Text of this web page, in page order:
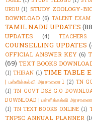
URDU (1) STUDY ZOOLOGY-
DOWNLOAD (6) TALENT EXAM
TAMIL NADU UPDATES
UPDATES
(4)
COUNSELLING UPDATES
OFFICIAL ANSWER KEY (6)
(69) TEXT BOOKS
(1) THIRAN (1) TIME TABLE
| பள்ளிக்கல்வி அரசாணை 1 (2) TN
(1) TN GOVT DSE G.O
DOWNLOAD | பள்ளிக்கல்வி
(1) TN TEXT BOOKS ONLINE (1)
TNPSC ANNUAL PLANNER